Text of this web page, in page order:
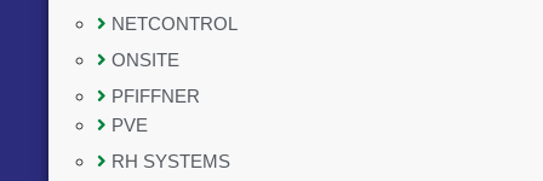
NETCONTROL
ONSITE
PFIFFNER
PVE
RH SYSTEMS